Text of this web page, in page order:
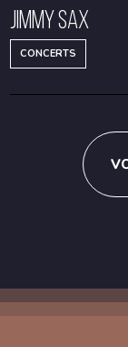
Jimmy Sax
CONCERTS